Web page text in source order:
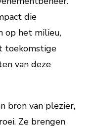
die
op het milieu,
toekomstige
van deze
bron van plezier,
Ze brengen